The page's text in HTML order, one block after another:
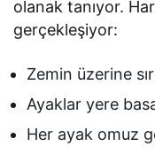
olanak tanıyor.
gerçekleşiyor:
Zemin üzerine
Ayaklar yere
Her ayak omuz